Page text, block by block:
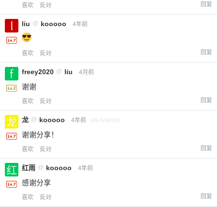
20 元 50 元 自定义
喜欢 反对 回复
liu @ kooooo 4年前
喜欢 反对 回复
freey2020 @ liu 4月前
谢谢
喜欢 反对 回复
龙 @ kooooo 4年前 via Android
谢谢分享！
喜欢 反对 回复
红雨 @ kooooo 4年前
感谢分享
喜欢 反对 回复